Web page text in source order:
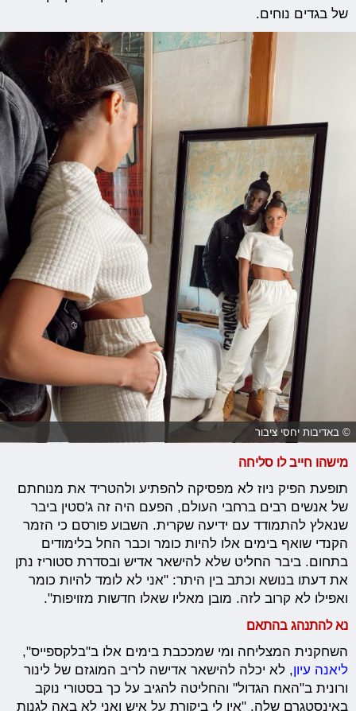
של בגדים נוחים.
© באדיבות יחסי ציבור
מישהו חייב לו סליחה
תופעת הפיק ניוז לא מפסיקה להפתיע ולהטריד את מנוחתם
של אנשים רבים ברחבי העולם, הפעם היה זה ג'סטין ביבר
שנאלץ להתמודד עם ידיעה שקרית. השבוע פורסם כי הזמר
הקנדי שואף בימים אלו להיות כומר וכבר החל בלימודים
בתחום. ביבר החליט שלא להישאר אדיש ובסדרת סטוריז נתן
את דעתו בנושא וכתב בין היתר: "אני לא לומד להיות כומר
ואפילו לא קרוב לזה. מובן מאליו שאלו חדשות מזויפות".
נא להתנהג בהתאם
השחקנית המצליחה ומי שמככבת בימים אלו ב"בלקספייס",
ליאנה עיון, לא יכלה להישאר אדישה לריב המוגזם של לינור
ורונית ב"האח הגדול" והחליטה להגיב על כך בסטורי נוקב
באינסטגרם שלה. "אין לי ביקורת על איש ואני לא באה לגנות